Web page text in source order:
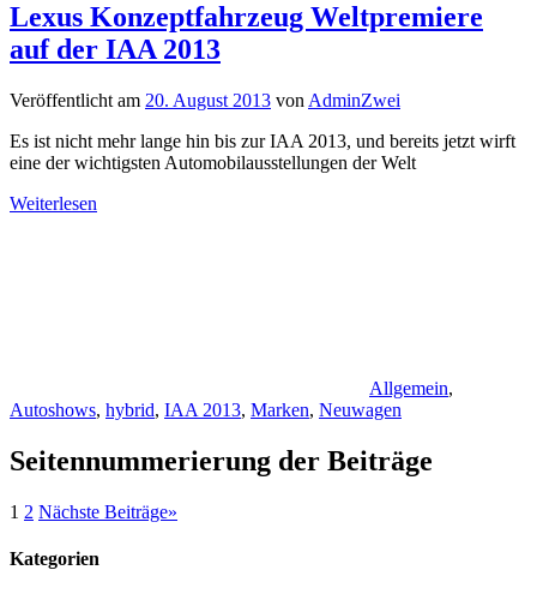
Lexus Konzeptfahrzeug Weltpremiere
auf der IAA 2013
Veröffentlicht am 20. August 2013 von AdminZwei
Es ist nicht mehr lange hin bis zur IAA 2013, und bereits jetzt wirft
eine der wichtigsten Automobilausstellungen der Welt
Weiterlesen
Allgemein,
Autoshows, hybrid, IAA 2013, Marken, Neuwagen
Seitennummerierung der Beiträge
1 2 Nächste Beiträge»
Kategorien